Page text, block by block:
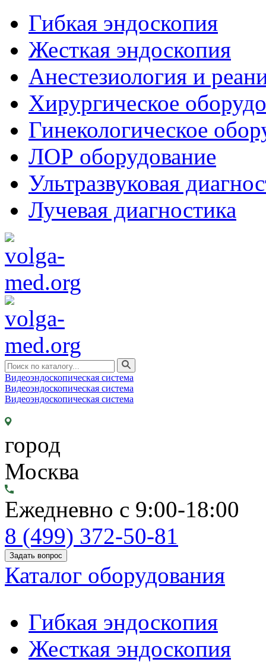
Гибкая эндоскопия
Жесткая эндоскопия
Анестезиология и
Хирургическое
Гинекологическое
ЛОР оборудование
Ультразвуковая
Лучевая диагностика
Видеоэндоскопическая система
Видеоэндоскопическая система
Видеоэндоскопическая система
город
Москва
Ежедневно с 9:00-18:00
8 (499) 372-50-81
Задать вопрос
Каталог оборудования
Гибкая эндоскопия
Жесткая эндоскопия